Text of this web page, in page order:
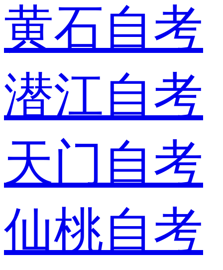
黄石自考
潜江自考
天门自考
仙桃自考